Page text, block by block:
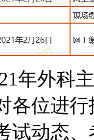
年外科
各位进
试动态